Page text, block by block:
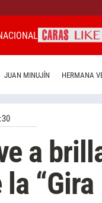
JUAN MINUJÍN HERMANA
a
“Gira